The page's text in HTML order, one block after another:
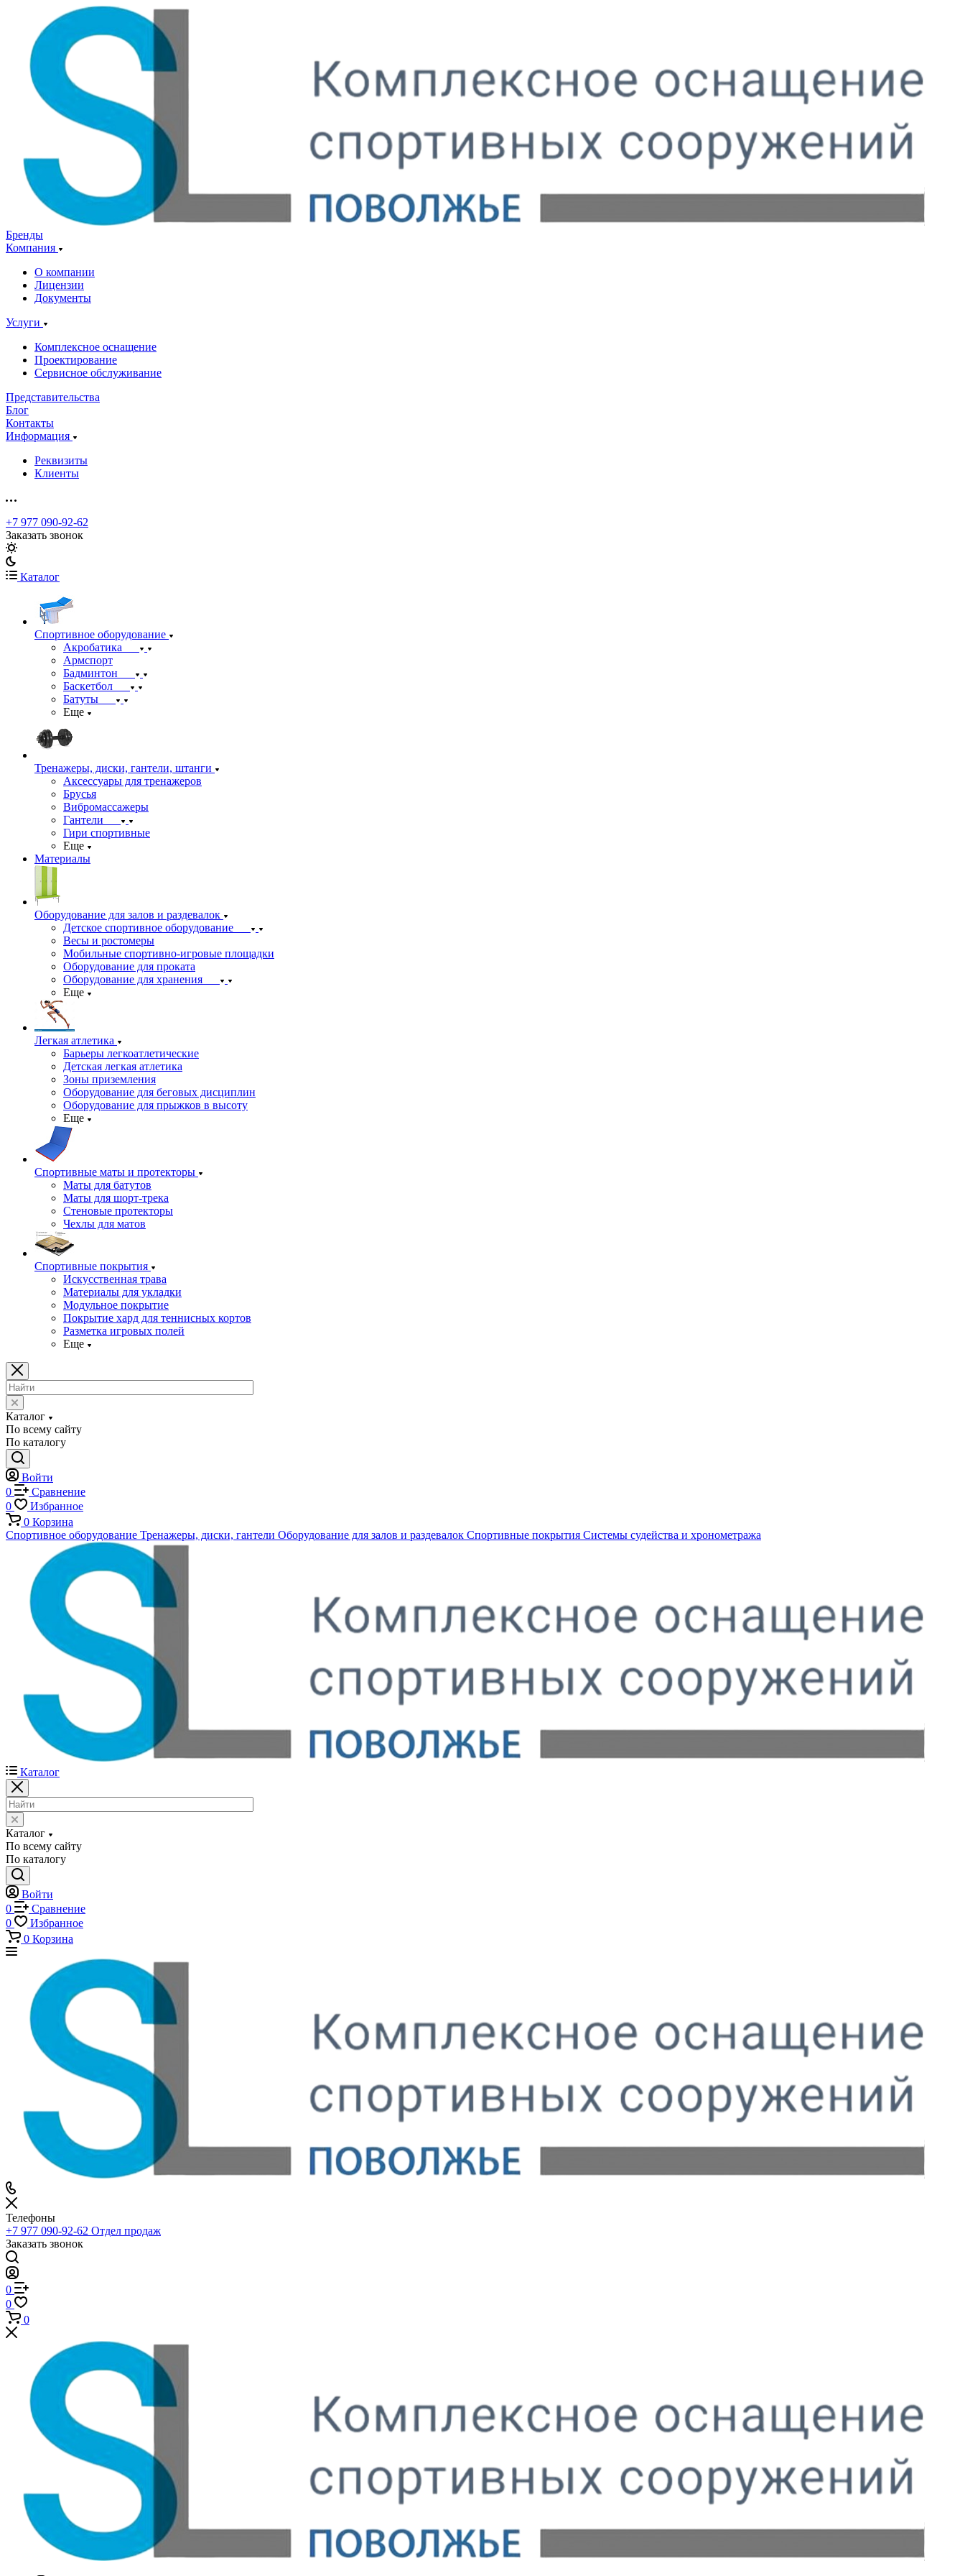
Бренды
Компания
О компании
Лицензии
Документы
Услуги
Комплексное оснащение
Проектирование
Сервисное обслуживание
Представительства
Блог
Контакты
Информация
Реквизиты
Клиенты
+7 977 090-92-62
Заказать звонок
Каталог
Спортивное оборудование
Акробатика
Армспорт
Бадминтон
Баскетбол
Батуты
Еще
Тренажеры, диски, гантели, штанги
Аксессуары для тренажеров
Брусья
Вибромассажеры
Гантели
Гири спортивные
Еще
Материалы
Оборудование для залов и раздевалок
Детское спортивное оборудование
Весы и ростомеры
Мобильные спортивно-игровые площадки
Оборудование для проката
Оборудование для хранения
Еще
Легкая атлетика
Барьеры легкоатлетические
Детская легкая атлетика
Зоны приземления
Оборудование для беговых дисциплин
Оборудование для прыжков в высоту
Еще
Спортивные маты и протекторы
Маты для батутов
Маты для шорт-трека
Стеновые протекторы
Чехлы для матов
Спортивные покрытия
Искусственная трава
Материалы для укладки
Модульное покрытие
Покрытие хард для теннисных кортов
Разметка игровых полей
Еще
Каталог
По всему сайту
По каталогу
Войти
0
Сравнение
0
Избранное
0 Корзина
Спортивное оборудование Тренажеры, диски, гантели Оборудование для залов и раздевалок Спортивные покрытия Системы судейства и хронометража
Каталог
Каталог
По всему сайту
По каталогу
Войти
0
Сравнение
0
Избранное
0 Корзина
Телефоны
+7 977 090-92-62 Отдел продаж
Заказать звонок
0
0
0